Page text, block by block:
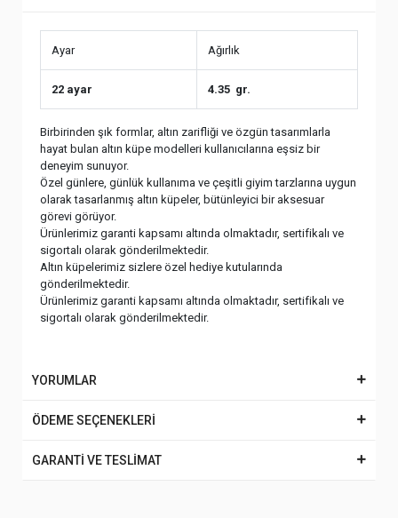
Ayar Ağırlık
22 ayar 4.35 gr.
Birbirinden şık formlar, altın zarifliği ve özgün tasarımlarla
hayat bulan altın küpe modelleri kullanıcılarına eşsiz bir
deneyim sunuyor.
Özel günlere, günlük kullanıma ve çeşitli giyim tarzlarına uygun
olarak tasarlanmış altın küpeler, bütünleyici bir aksesuar
görevi görüyor.
Ürünlerimiz garanti kapsamı altında olmaktadır, sertifikalı ve
sigortalı olarak gönderilmektedir.
Altın küpelerimiz sizlere özel hediye kutularında
gönderilmektedir.
Ürünlerimiz garanti kapsamı altında olmaktadır, sertifikalı ve
sigortalı olarak gönderilmektedir.
YORUMLAR
ÖDEME SEÇENEKLERİ
GARANTİ VE TESLİMAT